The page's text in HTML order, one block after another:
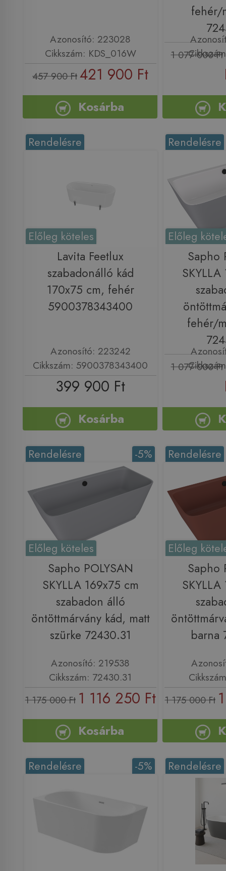
Azonosító: 223028
Cikkszám: KDS_016W
457 900 Ft421 900 Ft
Kosárba
fehér/
1 077 000 Ft
Rendelésre
Előleg köteles
Lavita Feetlux
szabadonálló kád
170x75 cm, fehér
5900378343400
Azonosító: 223242
Cikkszám: 5900378343400
399 900 Ft
Kosárba
Rendelésre
Előleg
Sapho
fehér/
1 077 000 Ft
-5%
Rendelésre
Előleg köteles
Sapho POLYSAN
SKYLLA 169x75 cm
szabadon álló
öntöttmárvány kád, matt
szürke 72430.31
Azonosító: 219538
Cikkszám: 72430.31
1 175 000 Ft 1 116 250 Ft
Kosárba
Rendelésre
Előleg
Sapho
barna
1 175 000 Ft
-5%
Rendelésre Rendelésre